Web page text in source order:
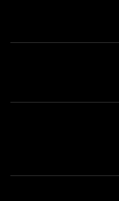
Nossas Lojas